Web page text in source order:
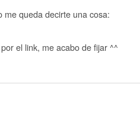
me queda decirte una cosa:
el link, me acabo de fijar ^^